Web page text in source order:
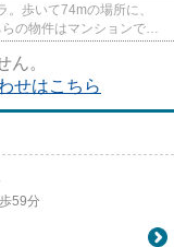
歩いて74mの場所に、
の物件はマンションで
ん。
せはこちら
59分